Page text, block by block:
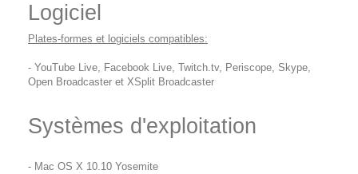
Logiciel
Plates-formes et logiciels compatibles:
- YouTube Live, Facebook Live, Twitch.tv, Periscope, Skype,
Open Broadcaster et XSplit Broadcaster
Systèmes d'exploitation
- Mac OS X 10.10 Yosemite